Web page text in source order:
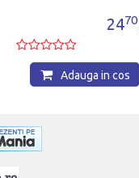
2470
Adauga in cos